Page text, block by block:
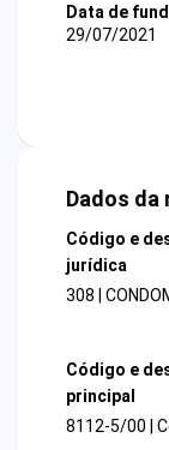
Data de
29/07/2021
Dados da
Código e
jurídica
308 |
Código e
principal
8112-5/00 |